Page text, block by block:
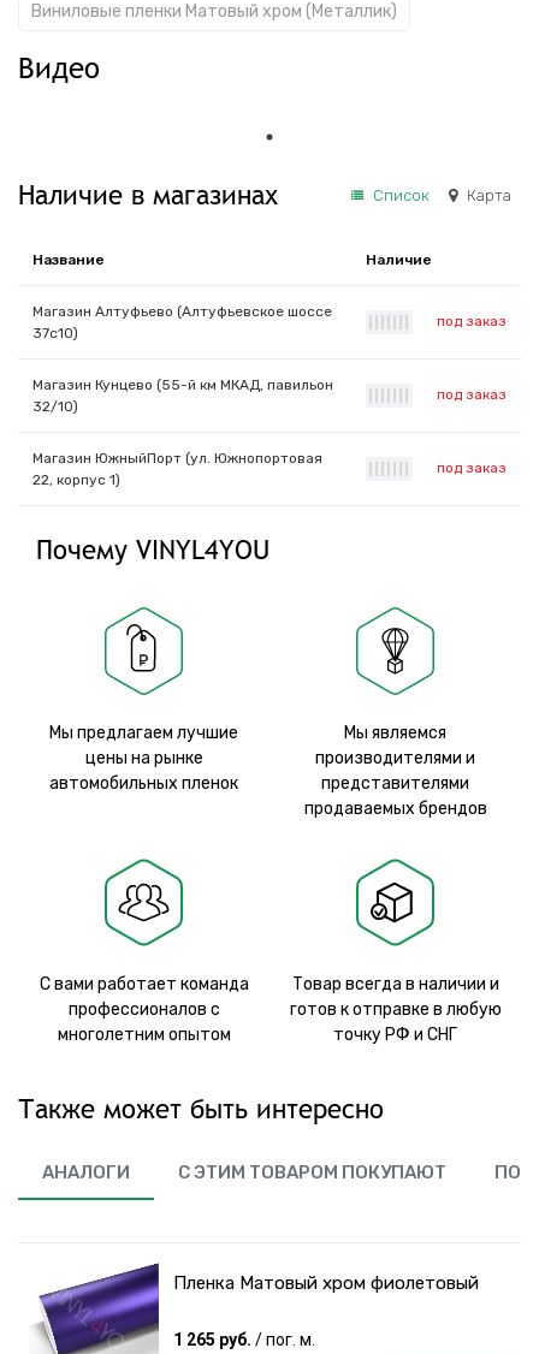
Виниловые пленки Матовый хром (Металлик)
Видео
Наличие в магазинах Список Карта
Название Наличие
Магазин Алтуфьево (Алтуфьевское шоссе
37с10)
под заказ
Магазин Кунцево (55-й км МКАД, павильон
32/10)
под заказ
Магазин ЮжныйПорт (ул. Южнопортовая
22, корпус 1)
под заказ
Почему VINYL4YOU
Мы предлагаем лучшие
цены на рынке
автомобильных пленок
Мы являемся
производителями и
представителями
продаваемых брендов
С вами работает команда
профессионалов с
многолетним опытом
Товар всегда в наличии и
готов к отправке в любую
точку РФ и СНГ
Также может быть интересно
АНАЛОГИ С ЭТИМ ТОВАРОМ ПОКУПАЮТ
Пленка Матовый хром фиолетовый
1 265 руб. / пог. м.